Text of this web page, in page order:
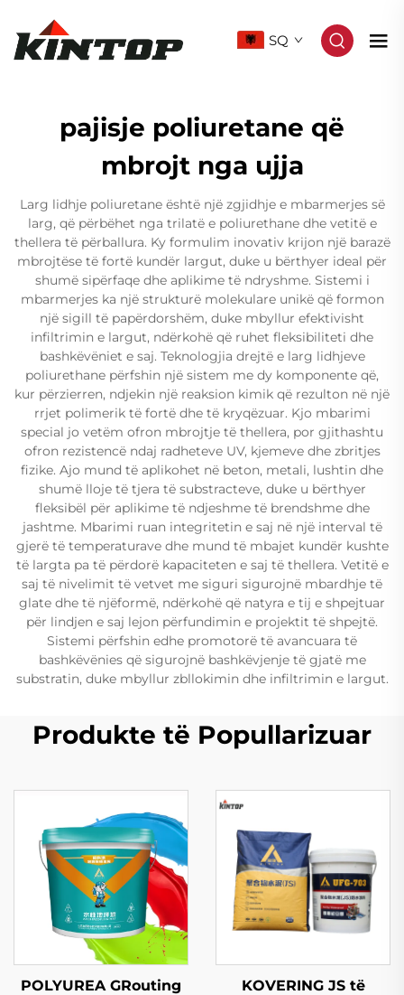
SQ
pajisje poliuretane që
mbrojt nga ujja
Larg lidhje poliuretane është një zgjidhje e mbarmerjes së
larg, që përbëhet nga trilatë e poliurethane dhe vetitë e
thellera të përballura. Ky formulim inovativ krijon një barazë
mbrojtëse të fortë kundër largut, duke u bërthyer ideal për
shumë sipërfaqe dhe aplikime të ndryshme. Sistemi i
mbarmerjes ka një strukturë molekulare unikë që formon
një sigill të papërdorshëm, duke mbyllur efektivisht
infiltrimin e largut, ndërkohë që ruhet fleksibiliteti dhe
bashkëvëniet e saj. Teknologjia drejtë e larg lidhjeve
poliurethane përfshin një sistem me dy komponente që,
kur përzierren, ndjekin një reaksion kimik që rezulton në një
rrjet polimerik të fortë dhe të kryqëzuar. Kjo mbarimi
special jo vetëm ofron mbrojtje të thellera, por gjithashtu
ofron rezistencë ndaj radheteve UV, kjemeve dhe zbritjes
fizike. Ajo mund të aplikohet në beton, metali, lushtin dhe
shumë lloje të tjera të substracteve, duke u bërthyer
fleksibël për aplikime të ndjeshme të brendshme dhe
jashtme. Mbarimi ruan integritetin e saj në një interval të
gjerë të temperaturave dhe mund të mbajet kundër kushte
të largta pa të përdorë kapaciteten e saj të thellera. Vetitë e
saj të nivelimit të vetvet me siguri sigurojnë mbardhje të
glate dhe të njëformë, ndërkohë që natyra e tij e shpejtuar
për lindjen e saj lejon përfundimin e projektit të shpejtë.
Sistemi përfshin edhe promotorë të avancuara të
bashkëvënies që sigurojnë bashkëvjenje të gjatë me
substratin, duke mbyllur zbllokimin dhe infiltrimin e largut.
Produkte të Popullarizuar
POLYUREA GRouting
KOVERING JS të